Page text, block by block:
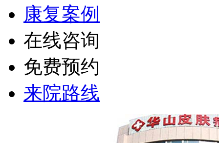
康复案例
在线咨询
免费预约
来院路线